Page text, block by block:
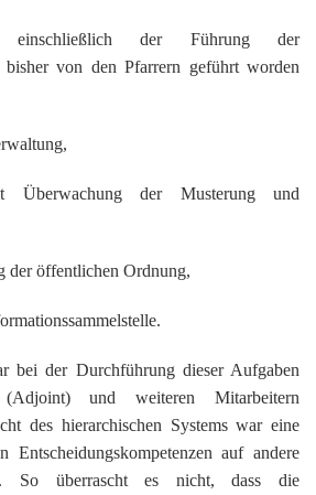
einschließlich der Führung der
bisher von den Pfarrern geführt worden
Überwachung der Musterung und
der öffentlichen Ordnung,
bei der Durchführung dieser Aufgaben
und weiteren Mitarbeitern
des hierarchischen Systems war eine
Entscheidungskompetenzen auf andere
So überrascht es nicht, dass die